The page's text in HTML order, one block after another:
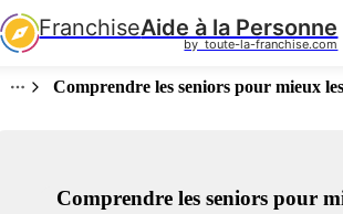
FranchiseAide à la Personne
by  toute-la-franchise.com
Comprendre les seniors pour mieux
Comprendre les seniors pour